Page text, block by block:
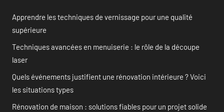
Apprendre les techniques de vernissage pour une qualité
supérieure
Techniques avancées en menuiserie : le rôle de la découpe
laser
Quels événements justifient une rénovation intérieure ? Voici
les situations types
Rénovation de maison : solutions fiables pour un projet solide